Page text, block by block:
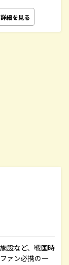
詳細を見る
設など、戦国時
ァン必携の一